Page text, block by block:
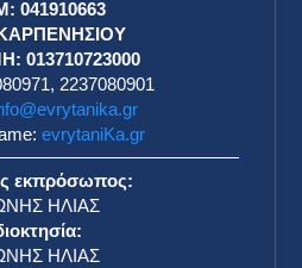
041910663
013710723000
2237080901
evrytaniKa.gr
εκπρόσωπος:
ΗΛΙΑΣ
ΗΛΙΑΣ